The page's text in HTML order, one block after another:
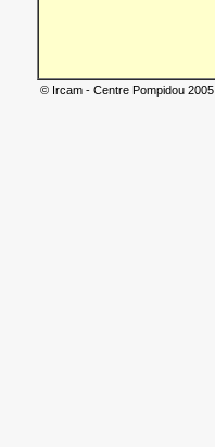
© Ircam - Centre Pompidou 2005.